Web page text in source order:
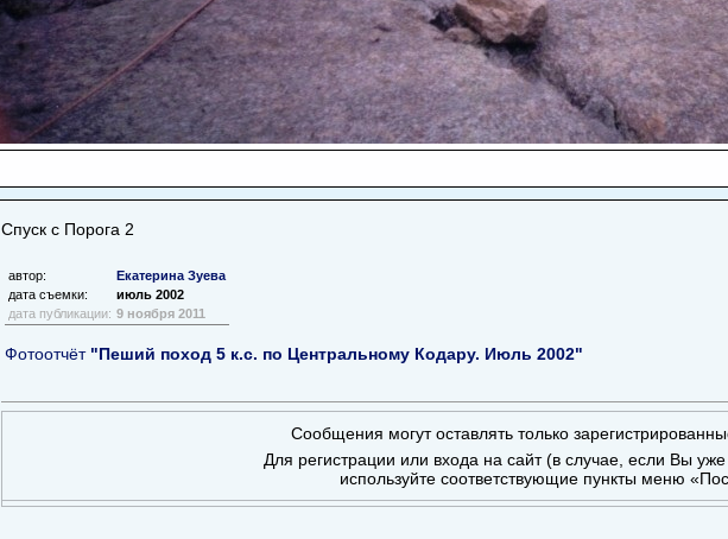
Спуск с Порога 2
автор:
Екатерина Зуева
дата съемки:
июль 2002
дата публикации: 9 ноября 2011
Фотоотчёт "Пеший поход 5 к.с. по Центральному Кодару. Июль 2002"
Сообщения могут оставлять только
Для регистрации или входа на сайт (в случае, если Вы
используйте соответствующие пункты меню